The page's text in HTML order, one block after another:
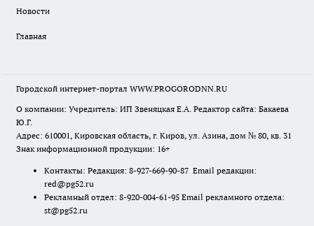
Новости
Главная
Городской интернет-портал WWW.PROGORODNN.RU
О компании: Учредитель: ИП Звеняцкая Е.А. Редактор сайта: Бакаева
Ю.Г.
Адрес: 610001, Кировская область, г. Киров, ул. Азина, дом № 80, кв. 31
Знак информационной продукции: 16+
Контакты: Редакция: 8-927-669-90-87 Email редакции:
red@pg52.ru
Рекламный отдел: 8-920-004-61-95 Email рекламного отдела:
st@pg52.ru